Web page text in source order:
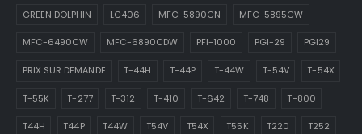
GREEN DOLPHIN LC406 MFC-5890CN MFC-5895CW
MFC-6490CW MFC-6890CDW PFI-1000 PGI-29 PGI29
PRIX SUR DEMANDE T-44H T-44P T-44W T-54V T-54X
T-55K T-277 T-312 T-410 T-642 T-748 T-800
T44H T44P T44W T54V T54X T55K T220 T252